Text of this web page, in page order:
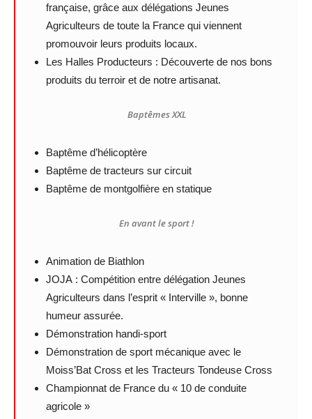
française, grâce aux délégations Jeunes
Agriculteurs de toute la France qui viennent
promouvoir leurs produits locaux.
Les Halles Producteurs : Découverte de nos bons
produits du terroir et de notre artisanat.
Baptêmes XXL
Baptême d’hélicoptère
Baptême de tracteurs sur circuit
Baptême de montgolfière en statique
En avant le sport !
Animation de Biathlon
JOJA : Compétition entre délégation Jeunes
Agriculteurs dans l’esprit « Interville », bonne
humeur assurée.
Démonstration handi-sport
Démonstration de sport mécanique avec le
Moiss’Bat Cross et les Tracteurs Tondeuse Cross
Championnat de France du « 10 de conduite
agricole »